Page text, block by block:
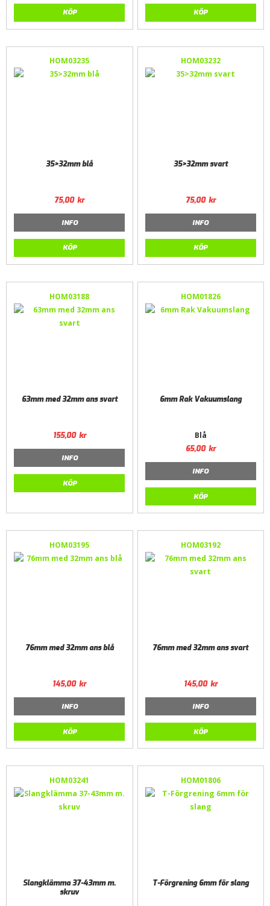
KÖP KÖP
HOM03235
35>32mm blå
75,00 kr
INFO
KÖP
HOM03232
35>32mm svart
75,00 kr
INFO
KÖP
HOM03188
63mm med 32mm ans svart
155,00 kr
INFO
KÖP
HOM01826
6mm Rak Vakuumslang
Blå
65,00 kr
INFO
KÖP
HOM03195
76mm med 32mm ans blå
145,00 kr
INFO
KÖP
HOM03192
76mm med 32mm ans svart
145,00 kr
INFO
KÖP
HOM03241
Slangklämma 37-43mm m.
skruv
HOM01806
T-Förgrening 6mm för slang